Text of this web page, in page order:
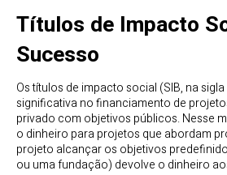
Títulos de Impacto
Sucesso
Os títulos de impacto social (SIB, na
significativa no financiamento de
privado com objetivos públicos. Nesse
o dinheiro para projetos que abordam
projeto alcançar os objetivos
ou uma fundação) devolve o dinheiro